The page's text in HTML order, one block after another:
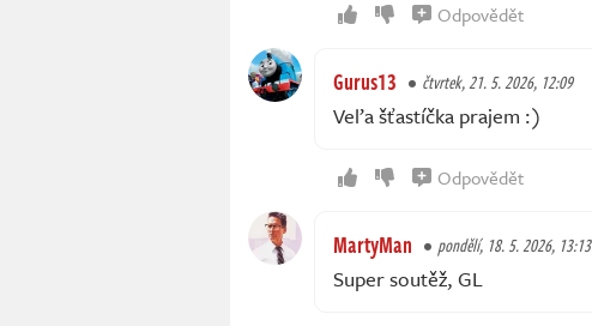
Odpovědět
Gurus13 čtvrtek, 21. 5. 2026, 12:09
Veľa šťastíčka prajem :)
Odpovědět
MartyMan pondělí, 18. 5. 2026, 13:13
Super soutěž, GL